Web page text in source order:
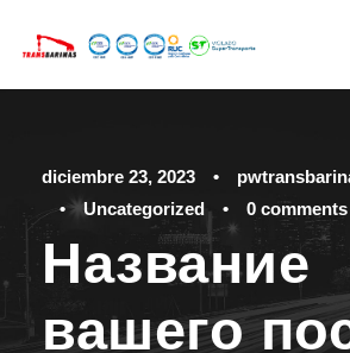
diciembre 23, 2023 •
•
Uncategorized • 0 comments
Название
вашего